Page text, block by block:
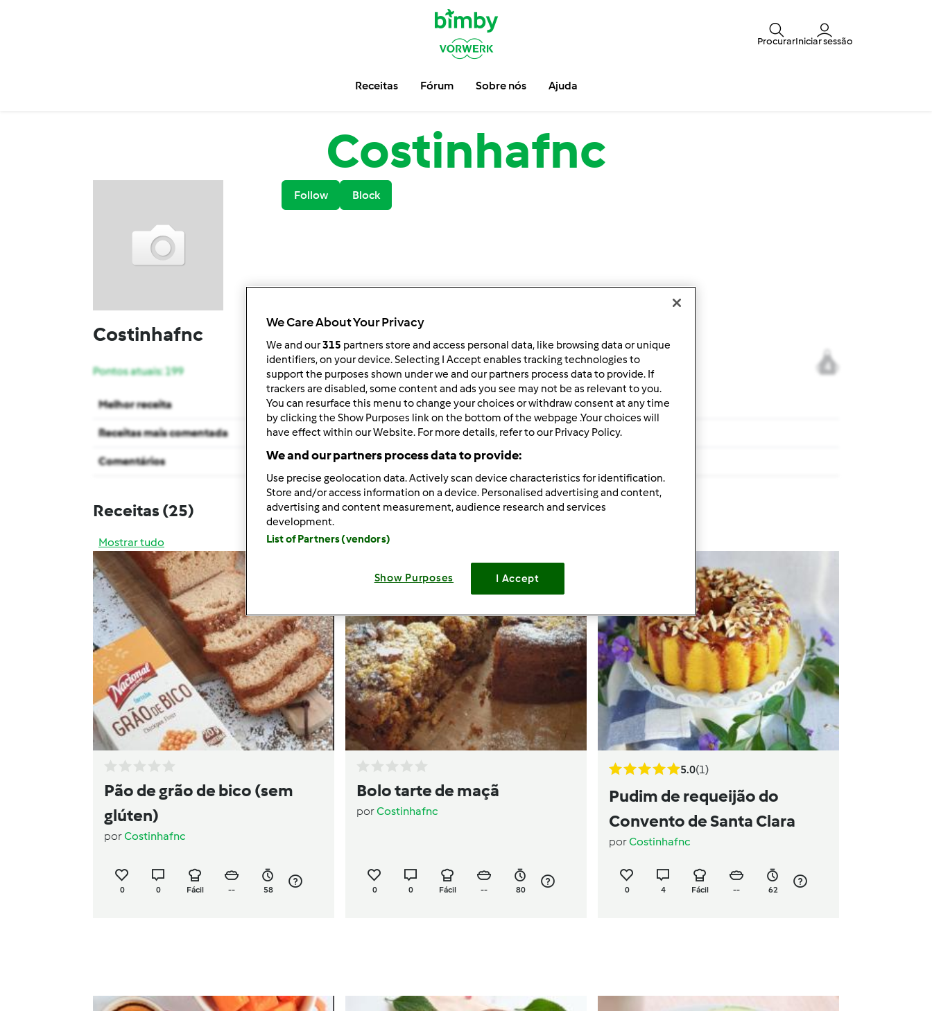
ProcurarIniciar sessão
Receitas Fórum Sobre nós Ajuda
Costinhafnc
Follow Block
Costinhafnc
4
Pontos atuais: 199
Melhor receita Pudim de requeijão do Convento de Santa Clara
Receitas mais comentada Pudim de requeijão do Convento de Santa Clara
Comentários 2
Receitas (25)
Mostrar tudo
Criar receita
Pão de grão de bico (sem
glúten)
porCostinhafnc
0 0 Fácil -- 58
Bolo tarte de maçã
porCostinhafnc
0 0 Fácil -- 80
5.0(1)
Pudim de requeijão do
Convento de Santa Clara
porCostinhafnc
0 4 Fácil -- 62
We Care About Your Privacy
We and our315 partners store and access personal data, like browsing data or unique
identifiers, on your device. Selecting I Accept enables tracking technologies to
support the purposes shown under we and our partners process data to provide. If
trackers are disabled, some content and ads you see may not be as relevant to you.
You can resurface this menu to change your choices or withdraw consent at any time
by clicking the Show Purposes link on the bottom of the webpage .Your choices will
have effect within our Website. For more details, refer to our Privacy Policy.
We and our partners process data to provide:
Use precise geolocation data. Actively scan device characteristics for identification.
Store and/or access information on a device. Personalised advertising and content,
advertising and content measurement, audience research and services
development.
List of Partners (vendors)
Show Purposes I Accept